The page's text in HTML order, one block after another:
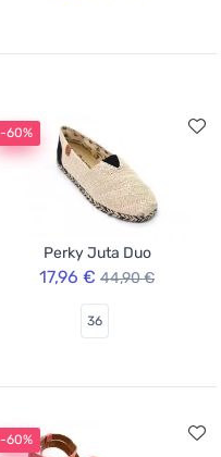
-60%
Perky Juta Duo
17,96 € 44,90 €
36
-60%